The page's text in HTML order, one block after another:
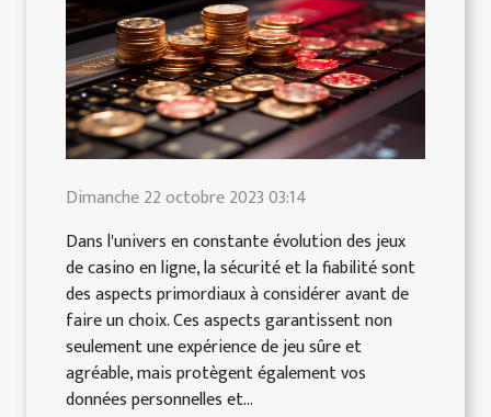
Dimanche 22 octobre 2023 03:14
Dans l'univers en constante évolution des jeux
de casino en ligne, la sécurité et la fiabilité sont
des aspects primordiaux à considérer avant de
faire un choix. Ces aspects garantissent non
seulement une expérience de jeu sûre et
agréable, mais protègent également vos
données personnelles et...